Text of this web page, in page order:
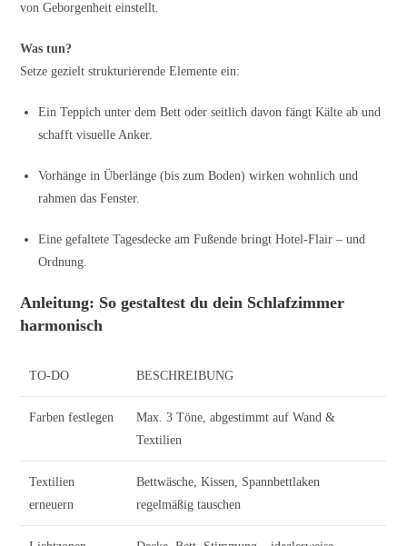
von Geborgenheit einstellt.
Was tun?
Setze gezielt strukturierende Elemente ein:
Ein Teppich unter dem Bett oder seitlich davon fängt Kälte ab und
schafft visuelle Anker.
Vorhänge in Überlänge (bis zum Boden) wirken wohnlich und
rahmen das Fenster.
Eine gefaltete Tagesdecke am Fußende bringt Hotel-Flair – und
Ordnung.
Anleitung: So gestaltest du dein Schlafzimmer
harmonisch
TO-DO BESCHREIBUNG
Farben festlegen
Max. 3 Töne, abgestimmt auf Wand &
Textilien
Textilien
erneuern
Bettwäsche, Kissen, Spannbettlaken
regelmäßig tauschen